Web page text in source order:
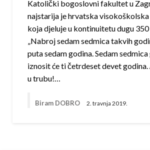
Katolički bogoslovni fakultet u
najstarija je hrvatska visokoškolska
koja djeluje u kontinuitetu dugu
„Nabroj sedam sedmica takvih
puta sedam godina. Sedam
iznosit će ti četrdeset devet godina.
u trubu!…
Biram DOBRO 2. travnja 2019.